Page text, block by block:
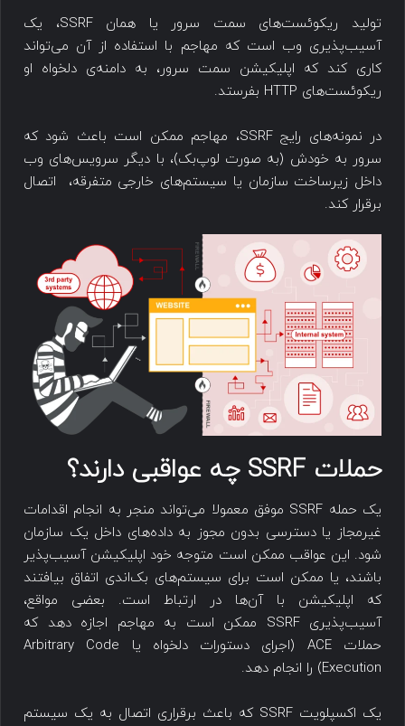
تولید ریکوئست‌های سمت سرور یا همان SSRF، یک
آسیب‌پذیری وب است که مهاجم با استفاده از آن می‌تواند
کاری کند که اپلیکیشن سمت سرور، به دامنه‌ی دلخواه او
ریکوئست‌های HTTP بفرستد.
در نمونه‌های رایج SSRF، مهاجم ممکن است باعث شود که
سرور به خودش (به صورت لوپ‌بک)، با دیگر سرویس‌های وب
داخل زیرساخت سازمان یا سیستم‌های خارجی متفرقه، اتصال
برقرار کند.
حملات SSRF چه عواقبی دارند؟
یک حمله SSRF موفق معمولا می‌تواند منجر به انجام اقدامات
غیرمجاز یا دسترسی بدون مجوز به داده‌های داخل یک سازمان
شود. این عواقب ممکن است متوجه خود اپلیکیشن آسیب‌پذیر
باشند، یا ممکن است برای سیستم‌های بک‌اندی اتفاق بیافتند
که اپلیکیشن با آن‌ها در ارتباط است. بعضی مواقع،
آسیب‌پذیری SSRF ممکن است به مهاجم اجازه دهد که
حملات ACE (اجرای دستورات دلخواه یا Arbitrary Code
Execution) را انجام دهد.
یک اکسپلویت SSRF که باعث برقراری اتصال به یک سیستم